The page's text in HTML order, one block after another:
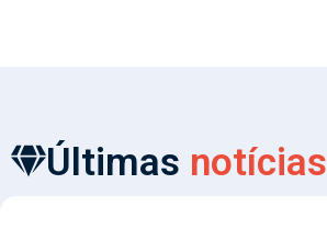
Últimas notícias